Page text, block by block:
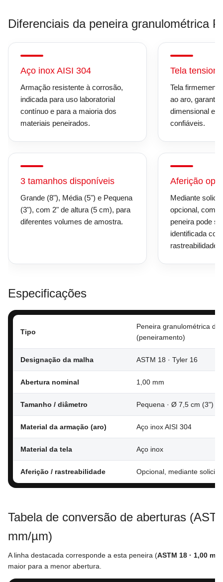
Diferenciais da peneira granulométrica
Aço inox AISI 304
Armação resistente à corrosão,
indicada para uso laboratorial
contínuo e para a maioria dos
materiais peneirados.
Tela
Tela
ao aro,
dimensional e
confiáveis.
3 tamanhos disponíveis
Grande (8"), Média (5") e Pequena
(3"), com 2" de altura (5 cm), para
diferentes volumes de amostra.
Aferição
Mediante
opcional, com
peneira pode
identificada
rastreabilidade.
Especificações
Tipo
Peneira granulométrica de
(peneiramento)
Designação da malha ASTM 18 · Tyler 16
Abertura nominal 1,00 mm
Tamanho / diâmetro Pequena · Ø 7,5 cm (3") ·
Material da armação (aro) Aço inox AISI 304
Material da tela Aço inox
Aferição / rastreabilidade Opcional, mediante
Tabela de conversão de aberturas
mm/µm)
A linha destacada corresponde a esta peneira (ASTM 18 · 1,00 mm
maior para a menor abertura.